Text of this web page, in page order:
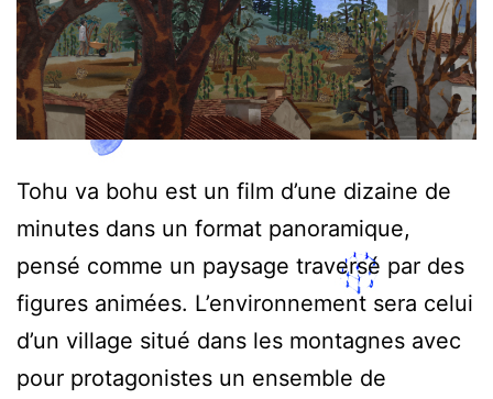
Tohu va bohu est un film d’une dizaine de
minutes dans un format panoramique,
pensé comme un paysage traversé par des
figures animées. L’environnement sera celui
d’un village situé dans les montagnes avec
pour protagonistes un ensemble de